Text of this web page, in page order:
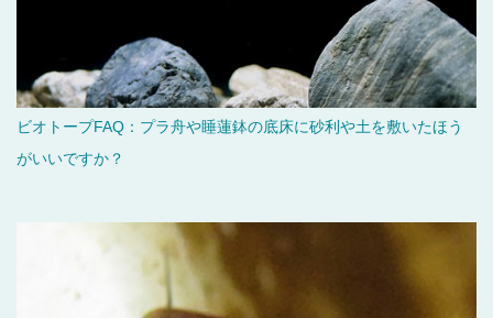
ビオトープFAQ：プラ舟や睡蓮鉢の底床に砂利や土を敷いたほう
がいいですか？